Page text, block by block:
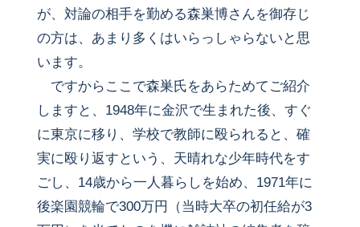
が、対論の相手を勤める森巣博さんを御存じ
の方は、あまり多くはいらっしゃらないと思
います。
ですからここで森巣氏をあらためてご紹介
しますと、1948年に金沢で生まれた後、すぐ
に東京に移り、学校で教師に殴られると、確
実に殴り返すという、天晴れな少年時代をす
ごし、14歳から一人暮らしを始め、1971年に
後楽園競輪で300万円（当時大卒の初任給が3